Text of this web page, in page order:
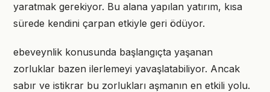
yaratmak gerekiyor. Bu alana yapılan yatırım, kısa
sürede kendini çarpan etkiyle geri ödüyor.
ebeveynlik konusunda başlangıçta yaşanan
zorluklar bazen ilerlemeyi yavaşlatabiliyor. Ancak
sabır ve istikrar bu zorlukları aşmanın en etkili yolu.